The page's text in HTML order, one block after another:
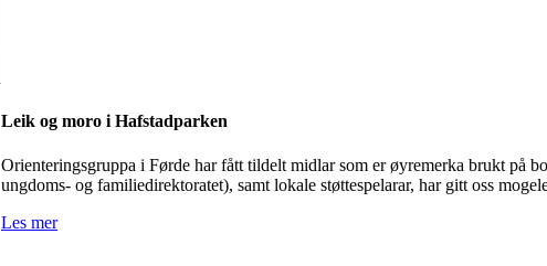
Leik og moro i Hafstadparken
Orienteringsgruppa i Førde har fått tildelt midlar som er øyremerka brukt på
ungdoms- og familiedirektoratet), samt lokale støttespelarar, har gitt oss
Les mer